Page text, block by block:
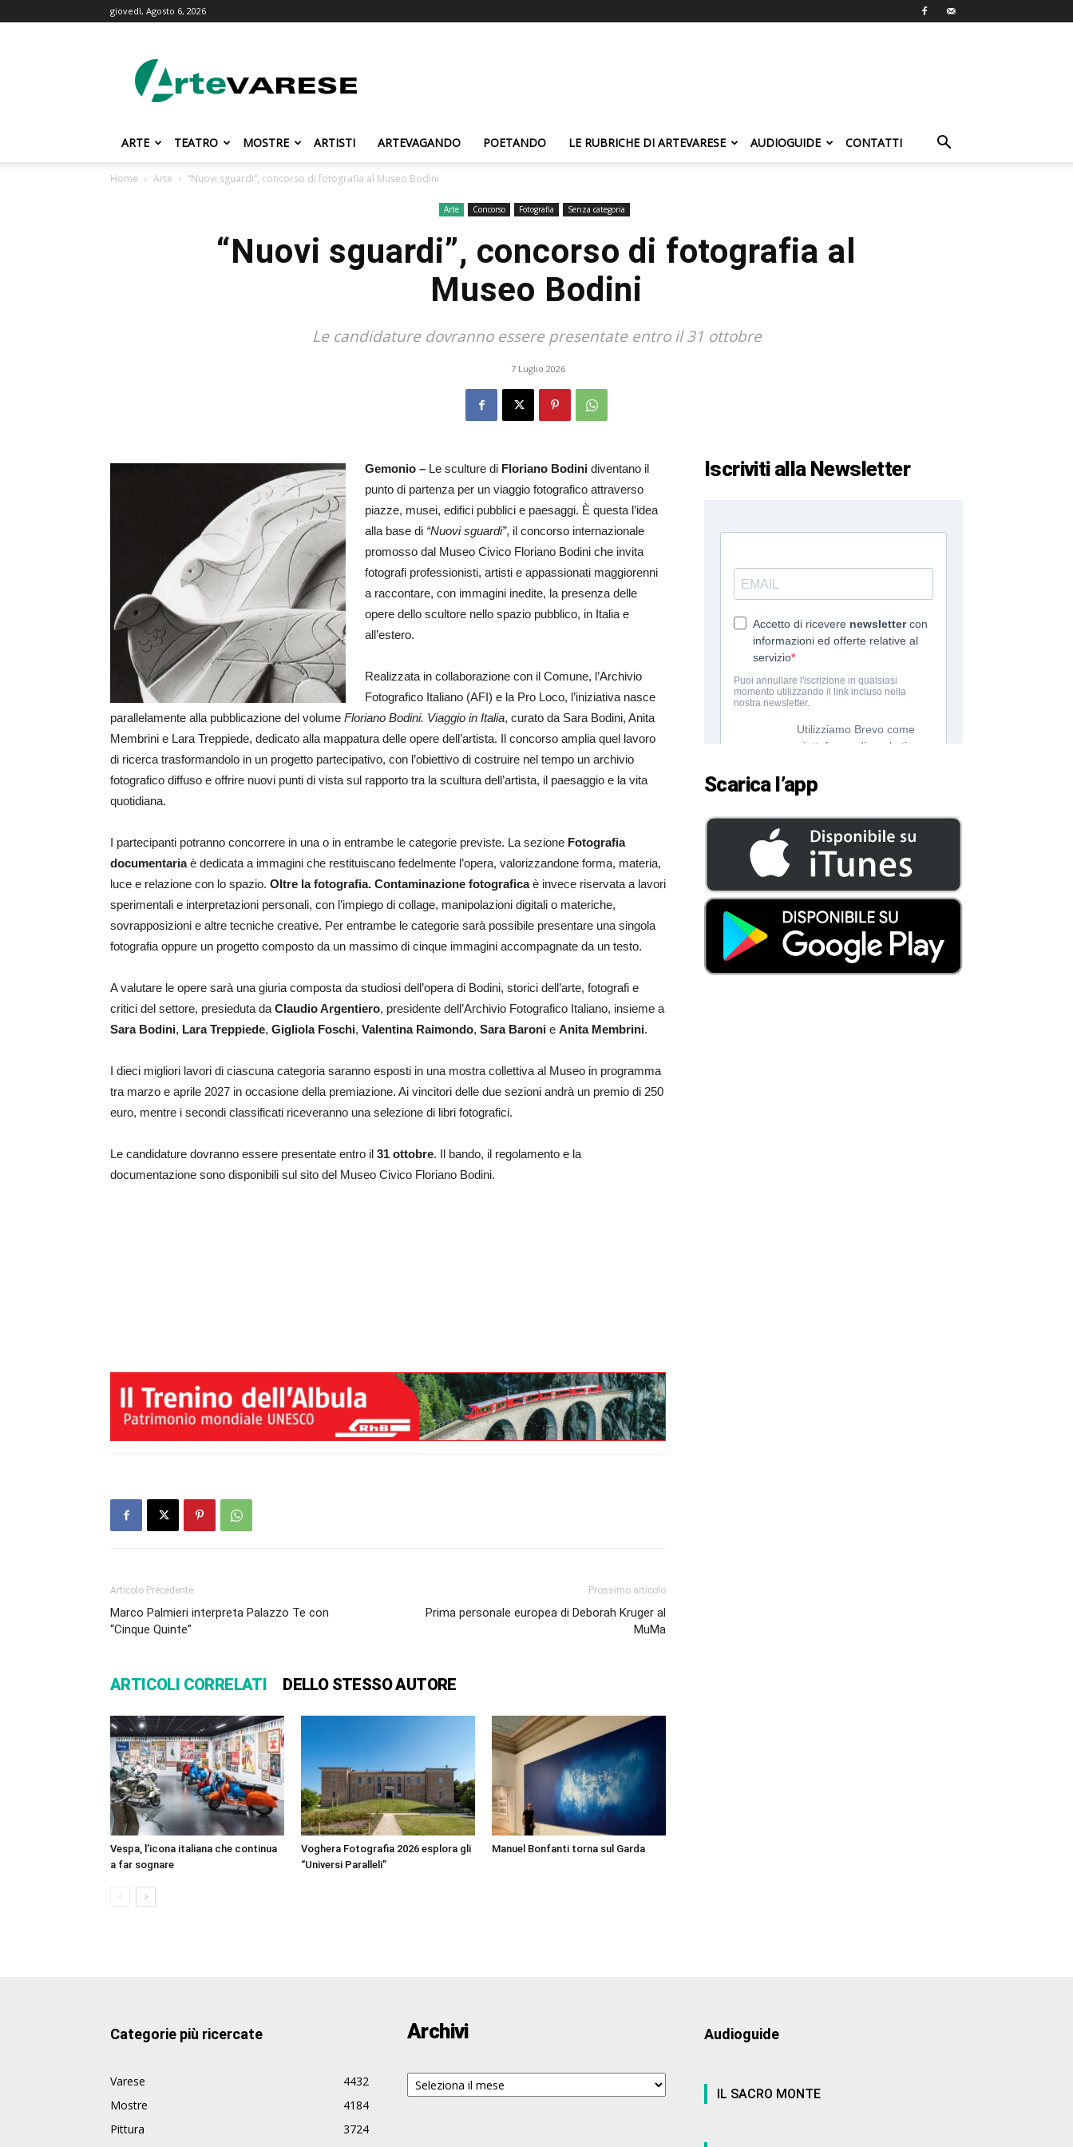
giovedì, Agosto 6, 2026
ARTE TEATRO MOSTRE ARTISTI ARTEVAGANDO POETANDO LE RUBRICHE DI ARTEVARESE AUDIOGUIDE CONTATTI
Home Arte “Nuovi sguardi”, concorso di fotografia al Museo Bodini
Arte Concorso Fotografia Senza categoria
“Nuovi sguardi”, concorso di fotografia al
Museo Bodini
Le candidature dovranno essere presentate entro il 31 ottobre
7 Luglio 2026
Gemonio – Le sculture di Floriano Bodini diventano il
punto di partenza per un viaggio fotografico attraverso
piazze, musei, edifici pubblici e paesaggi. È questa l’idea
alla base di “Nuovi sguardi”, il concorso internazionale
promosso dal Museo Civico Floriano Bodini che invita
fotografi professionisti, artisti e appassionati maggiorenni
a raccontare, con immagini inedite, la presenza delle
opere dello scultore nello spazio pubblico, in Italia e
all’estero.
Realizzata in collaborazione con il Comune, l’Archivio
Fotografico Italiano (AFI) e la Pro Loco, l’iniziativa nasce
parallelamente alla pubblicazione del volume Floriano Bodini. Viaggio in Italia, curato da Sara Bodini, Anita
Membrini e Lara Treppiede, dedicato alla mappatura delle opere dell’artista. Il concorso amplia quel lavoro
di ricerca trasformandolo in un progetto partecipativo, con l’obiettivo di costruire nel tempo un archivio
fotografico diffuso e offrire nuovi punti di vista sul rapporto tra la scultura dell’artista, il paesaggio e la vita
quotidiana.
I partecipanti potranno concorrere in una o in entrambe le categorie previste. La sezione Fotografia
documentariaè dedicata a immagini che restituiscano fedelmente l’opera, valorizzandone forma, materia,
luce e relazione con lo spazio. Oltre la fotografia. Contaminazione fotograficaè invece riservata a lavori
sperimentali e interpretazioni personali, con l’impiego di collage, manipolazioni digitali o materiche,
sovrapposizioni e altre tecniche creative. Per entrambe le categorie sarà possibile presentare una singola
fotografia oppure un progetto composto da un massimo di cinque immagini accompagnate da un testo.
A valutare le opere sarà una giuria composta da studiosi dell’opera di Bodini, storici dell’arte, fotografi e
critici del settore, presieduta da Claudio Argentiero, presidente dell’Archivio Fotografico Italiano, insieme a
Sara Bodini, Lara Treppiede, Gigliola Foschi, Valentina Raimondo, Sara Baroni e Anita Membrini.
I dieci migliori lavori di ciascuna categoria saranno esposti in una mostra collettiva al Museo in programma
tra marzo e aprile 2027 in occasione della premiazione. Ai vincitori delle due sezioni andrà un premio di 250
euro, mentre i secondi classificati riceveranno una selezione di libri fotografici.
Le candidature dovranno essere presentate entro il 31 ottobre. Il bando, il regolamento e la
documentazione sono disponibili sul sito del Museo Civico Floriano Bodini.
Articolo Precedente
Marco Palmieri interpreta Palazzo Te con
“Cinque Quinte”
Prossimo articolo
Prima personale europea di Deborah Kruger al
MuMa
ARTICOLI CORRELATI DELLO STESSO AUTORE
Vespa, l’icona italiana che continua
a far sognare
Voghera Fotografia 2026 esplora gli
“Universi Paralleli”
Manuel Bonfanti torna sul Garda
Iscriviti alla Newsletter
Scarica l’app
Categorie più ricercate
Varese
4432
Mostre
4184
Pittura
3724
Archivi
Archivi
Audioguide
IL SACRO MONTE